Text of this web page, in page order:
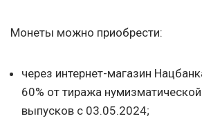
Монеты можно приобрести:
через интернет-магазин
60% от тиража
выпусков с 03.05.2024;